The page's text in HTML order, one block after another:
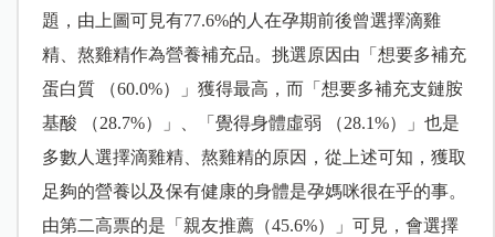
題，由上圖可見有77.6%的人在孕期前後曾選擇滴雞
精、熬雞精作為營養補充品。挑選原因由「想要多補充
蛋白質 （60.0%）」獲得最高，而「想要多補充支鏈胺
基酸 （28.7%）」、「覺得身體虛弱 （28.1%）」也是
多數人選擇滴雞精、熬雞精的原因，從上述可知，獲取
足夠的營養以及保有健康的身體是孕媽咪很在乎的事。
由第二高票的是「親友推薦（45.6%）」可見，會選擇